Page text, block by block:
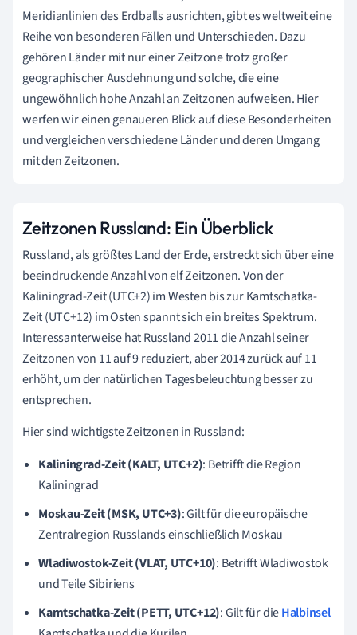
Meridianlinien des Erdballs ausrichten, gibt es weltweit eine
Reihe von besonderen Fällen und Unterschieden. Dazu
gehören Länder mit nur einer Zeitzone trotz großer
geographischer Ausdehnung und solche, die eine
ungewöhnlich hohe Anzahl an Zeitzonen aufweisen. Hier
werfen wir einen genaueren Blick auf diese Besonderheiten
und vergleichen verschiedene Länder und deren Umgang
mit den Zeitzonen.
Zeitzonen Russland: Ein Überblick
Russland, als größtes Land der Erde, erstreckt sich über eine
beeindruckende Anzahl von elf Zeitzonen. Von der
Kaliningrad-Zeit (UTC+2) im Westen bis zur Kamtschatka-
Zeit (UTC+12) im Osten spannt sich ein breites Spektrum.
Interessanterweise hat Russland 2011 die Anzahl seiner
Zeitzonen von 11 auf 9 reduziert, aber 2014 zurück auf 11
erhöht, um der natürlichen Tagesbeleuchtung besser zu
entsprechen.
Hier sind wichtigste Zeitzonen in Russland:
Kaliningrad-Zeit (KALT, UTC+2): Betrifft die Region
Kaliningrad
Moskau-Zeit (MSK, UTC+3): Gilt für die europäische
Zentralregion Russlands einschließlich Moskau
Wladiwostok-Zeit (VLAT, UTC+10): Betrifft Wladiwostok
und Teile Sibiriens
Kamtschatka-Zeit (PETT, UTC+12): Gilt für dieHalbinsel